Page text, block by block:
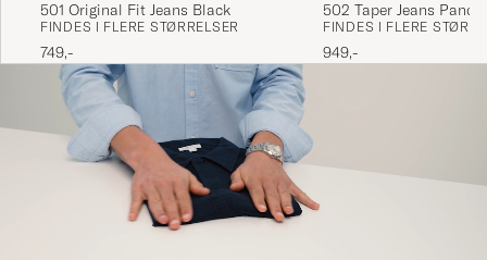
501 Original Fit Jeans Black
FINDES I FLERE STØRRELSER
749,-
502 Taper Jeans Panda
FINDES I FLERE
949,-